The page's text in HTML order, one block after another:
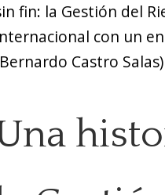
fin: la Gestión del
con un
Castro Salas)